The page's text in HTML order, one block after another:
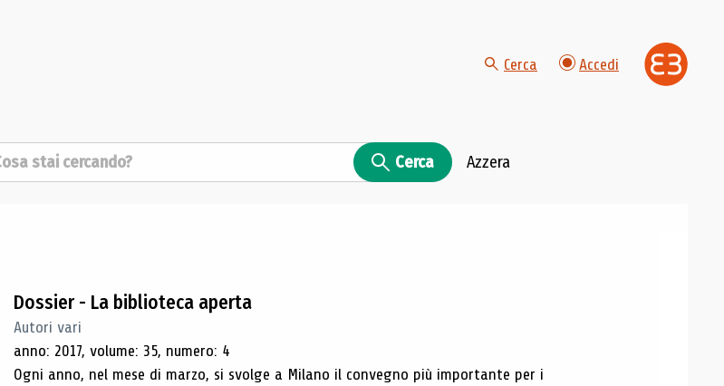
Cerca Accedi
Cerca Azzera
ricerca
Dossier - La biblioteca aperta
Autori vari
anno: 2017, volume: 35, numero: 4
Ogni anno, nel mese di marzo, si svolge a Milano il convegno più importante per i